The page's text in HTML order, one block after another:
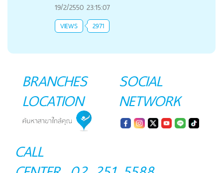
19/2/2550 23:15:07
VIEWS 2971
BRANCHES
LOCATION
SOCIAL
NETWORK
CALL